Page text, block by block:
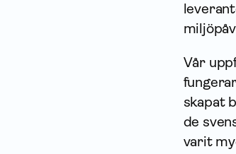
Vår
skapat
de
varit